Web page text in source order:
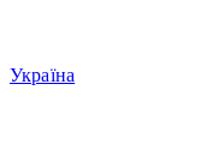
Україна